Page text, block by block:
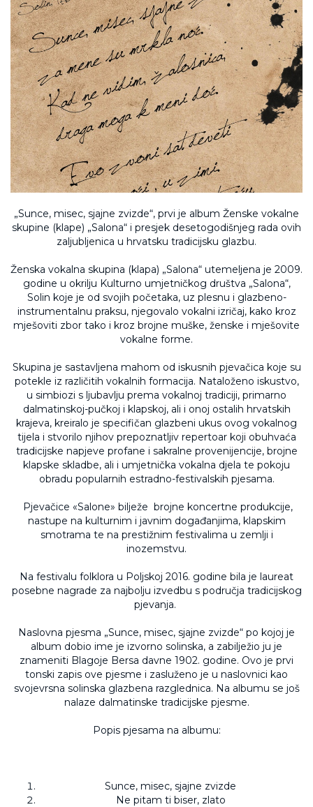
„Sunce, misec, sjajne zvizde“, prvi je album Ženske vokalne
skupine (klape) „Salona“ i presjek desetogodišnjeg rada ovih
zaljubljenica u hrvatsku tradicijsku glazbu.
Ženska vokalna skupina (klapa) „Salona“ utemeljena je 2009.
godine u okrilju Kulturno umjetničkog društva „Salona“,
Solin koje je od svojih početaka, uz plesnu i glazbeno-
instrumentalnu praksu, njegovalo vokalni izričaj, kako kroz
mješoviti zbor tako i kroz brojne muške, ženske i mješovite
vokalne forme.
Skupina je sastavljena mahom od iskusnih pjevačica koje su
potekle iz različitih vokalnih formacija. Nataloženo iskustvo,
u simbiozi s ljubavlju prema vokalnoj tradiciji, primarno
dalmatinskoj-pučkoj i klapskoj, ali i onoj ostalih hrvatskih
krajeva, kreiralo je specifičan glazbeni ukus ovog vokalnog
tijela i stvorilo njihov prepoznatljiv repertoar koji obuhvaća
tradicijske napjeve profane i sakralne provenijencije, brojne
klapske skladbe, ali i umjetnička vokalna djela te pokoju
obradu popularnih estradno-festivalskih pjesama.
Pjevačice «Salone» bilježe brojne koncertne produkcije,
nastupe na kulturnim i javnim događanjima, klapskim
smotrama te na prestižnim festivalima u zemlji i
inozemstvu.
Na festivalu folklora u Poljskoj 2016. godine bila je laureat
posebne nagrade za najbolju izvedbu s područja tradicijskog
pjevanja.
Naslovna pjesma „Sunce, misec, sjajne zvizde“ po kojoj je
album dobio ime je izvorno solinska, a zabilježio ju je
znameniti Blagoje Bersa davne 1902. godine. Ovo je prvi
tonski zapis ove pjesme i zasluženo je u naslovnici kao
svojevrsna solinska glazbena razglednica. Na albumu se još
nalaze dalmatinske tradicijske pjesme.
Popis pjesama na albumu:
Sunce, misec, sjajne zvizde
Ne pitam ti biser, zlato